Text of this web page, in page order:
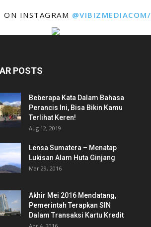
ON INSTAGRAM @VIBIZMEDIACOM/
POSTS
Beberapa Kata Dalam Bahasa
Perancis Ini, Bisa Bikin Kamu
Terlihat Keren!
Aug 12, 2019
Lensa Sumatera – Menatap
Lukisan Alam Huta Ginjang
Mar 29, 2016
Akhir Mei 2016 Mendatang,
Pemerintah Terapkan SIN
Dalam Transaksi Kartu Kredit